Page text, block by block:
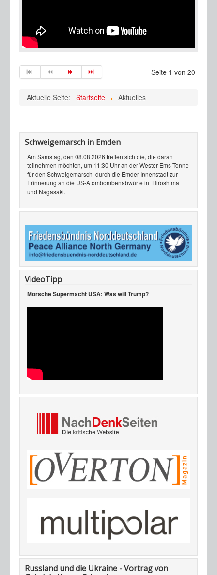
Seite 1 von 20
Aktuelle Seite: Startseite Aktuelles
Schweigemarsch in Emden
Am Samstag, den 08.08.2026 treffen sich die, die daran
teilnehmen möchten, um 11:30 Uhr an der Wester-Ems-Tonne
für den Schweigemarsch durch die Emder Innenstadt zur
Erinnerung an die US-Atombombenabwürfe in Hiroshima
und Nagasaki.
VideoTipp
Morsche Supermacht USA: Was will Trump?
Russland und die Ukraine - Vortrag von